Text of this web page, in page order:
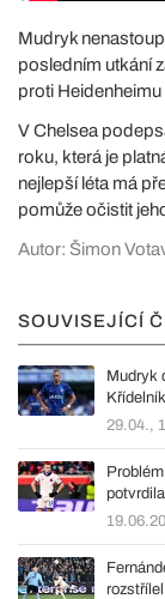
Mudryk
posledním utkání
proti
V Chelsea
roku, která je
nejlepší léta má
pomůže očistit
Autor: Šimon
SOUVISEJÍCÍ
Mudryk
29.04.,